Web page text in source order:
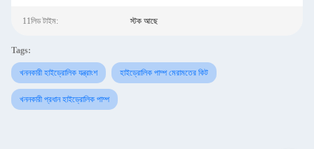
11লিড টাইম: স্টক আছে
Tags:
খননকারী হাইড্রোলিক যন্ত্রাংশ হাইড্রোলিক পাম্প মেরামতের কিট
খননকারী প্রধান হাইড্রোলিক পাম্প